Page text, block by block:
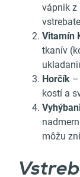
vápnik z
Vitamín
tkanív
Horčík –
kostí a
môžu